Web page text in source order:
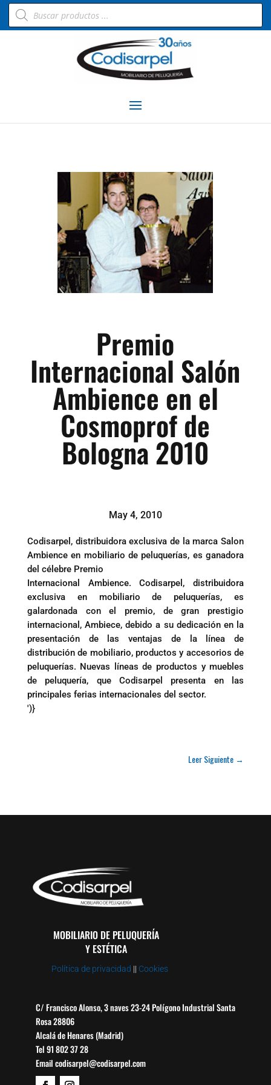
Búsqueda
de
productos
Premio
Internacional Salón
Ambience en el
Cosmoprof de
Bologna 2010
May 4, 2010
Codisarpel, distribuidora exclusiva de la marca Salon
Ambience en mobiliario de peluquerías, es ganadora
del célebre Premio
Internacional Ambience. Codisarpel, distribuidora
exclusiva en mobiliario de peluquerías, es
galardonada con el premio, de gran prestigio
internacional, Ambiece, debido a su dedicación en la
presentación de las ventajas de la línea de
distribución de mobiliario, productos y accesorios de
peluquerías. Nuevas líneas de productos y muebles
de peluquería, que Codisarpel presenta en las
principales ferias internacionales del sector.
')}
Leer Siguiente →
MOBILIARIO DE PELUQUERÍA
Y ESTÉTICA
Política de privacidad || Cookies
C/ Francisco Alonso, 3 naves 23-24 Polígono Industrial Santa
Rosa 28806
Alcalá de Henares (Madrid)
Tel 91 802 37 28
Email codisarpel@codisarpel.com